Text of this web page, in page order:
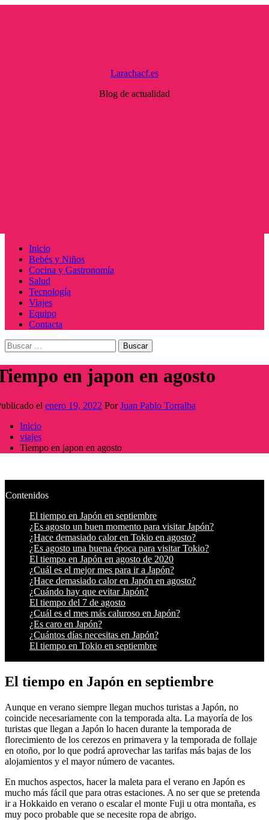
Larachacf.es
Blog de actualidad
Menú
principal
Inicio
Bebés y Niños
Cocina y Gastronomía
Salud
Tecnología
Viajes
Equipo
Contacta
Buscar:
en japon en agosto
el enero 19, 2022 PorJuan Pablo Torralba
Inicio
viajes
Tiempo en japon en agosto
Contenidos
El tiempo en Japón en septiembre
¿Es agosto un buen momento para visitar Japón?
¿Hace demasiado calor en Tokio en agosto?
¿Es agosto una buena época para visitar Tokio?
El tiempo en Japón en agosto de 2020
¿Cuál es el mejor mes para ir a Japón?
¿Hace demasiado calor en Japón en agosto?
¿Cuándo hay que evitar Japón?
El tiempo del 7 de agosto
¿Cuál es el mes más caluroso en Japón?
¿Es caro en Japón?
¿Cuántos días necesitas en Japón?
El tiempo en Tokio en septiembre
El tiempo en Japón en septiembre
Aunque en verano siempre llegan muchos turistas a Japón, no
coincide necesariamente con la temporada alta. La mayoría de los
turistas que llegan a Japón lo hacen durante la temporada de
florecimiento de los cerezos en primavera y la temporada de follaje
en otoño, por lo que podrá aprovechar las tarifas más bajas de los
alojamientos y el mayor número de vacantes.
En muchos aspectos, hacer la maleta para el verano en Japón es
mucho más fácil que para otras estaciones. A no ser que se pretenda
ir a Hokkaido en verano o escalar el monte Fuji u otra montaña, es
muy poco probable que se necesite ropa de abrigo.